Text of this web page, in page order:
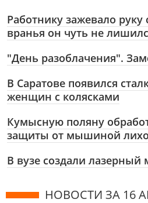
Работнику зажевало руку
вранья он чуть не
"День разоблачения".
В Саратове появился
женщин с колясками
Кумысную поляну
защиты от мышиной
В вузе создали лазерный
НОВОСТИ ЗА 16